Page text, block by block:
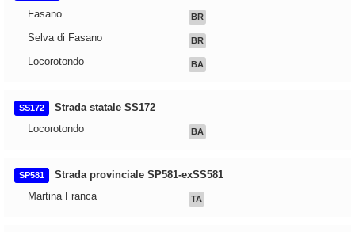
Fasano
BR
Selva di Fasano BR
Locorotondo BA
SS172
Strada statale SS172
Locorotondo
BA
SP581
Strada provinciale SP581-exSS581
Martina Franca
TA